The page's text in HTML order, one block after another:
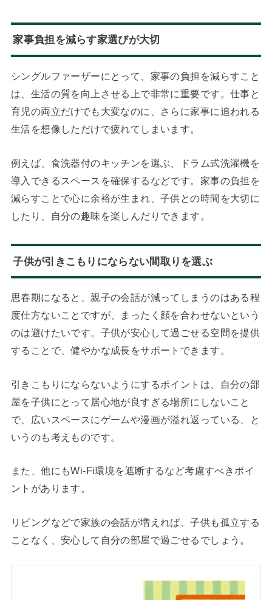
家事負担を減らす家選びが大切
シングルファーザーにとって、家事の負担を減らすこと
は、生活の質を向上させる上で非常に重要です。仕事と
育児の両立だけでも大変なのに、さらに家事に追われる
生活を想像しただけで疲れてしまいます。
例えば、食洗器付のキッチンを選ぶ、ドラム式洗濯機を
導入できるスペースを確保するなどです。家事の負担を
減らすことで心に余裕が生まれ、子供との時間を大切に
したり、自分の趣味を楽しんだりできます。
子供が引きこもりにならない間取りを選ぶ
思春期になると、親子の会話が減ってしまうのはある程
度仕方ないことですが、まったく顔を合わせないという
のは避けたいです。子供が安心して過ごせる空間を提供
することで、健やかな成長をサポートできます。
引きこもりにならないようにするポイントは、自分の部
屋を子供にとって居心地が良すぎる場所にしないこと
で、広いスペースにゲームや漫画が溢れ返っている、と
いうのも考えものです。
また、他にもWi-Fi環境を遮断するなど考慮すべきポイ
ントがあります。
リビングなどで家族の会話が増えれば、子供も孤立する
ことなく、安心して自分の部屋で過ごせるでしょう。